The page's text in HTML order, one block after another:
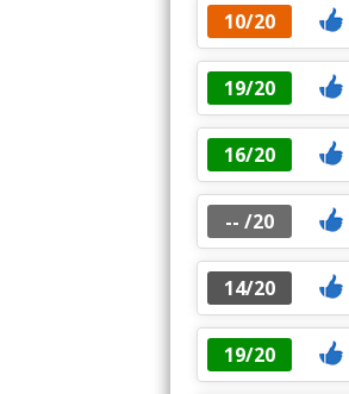
10/20
19/20
16/20
-- /20
14/20
19/20